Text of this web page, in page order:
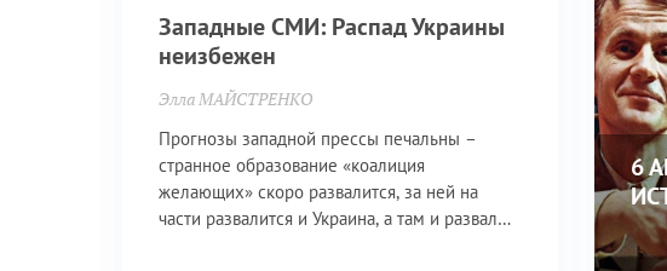
Западные СМИ: Распад Украины
неизбежен
Элла МАЙСТРЕНКО
Прогнозы западной прессы печальны –
странное образование «коалиция
желающих» скоро развалится, за ней на
части развалится и Украина, а там и развал
6